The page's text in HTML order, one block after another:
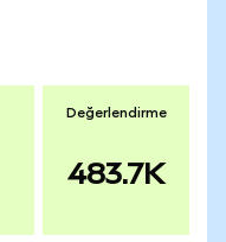
Değerlendirme
483.7K